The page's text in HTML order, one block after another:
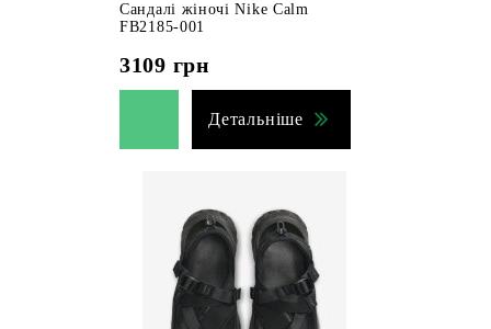
Сандалі жіночі Nike Calm
FB2185-001
3109 грн
Детальніше